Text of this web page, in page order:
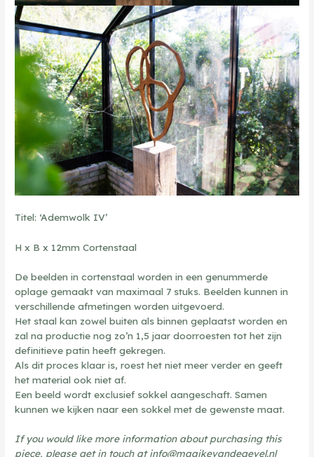
Titel: ‘Ademwolk IV’
H x B x 12mm Cortenstaal
De beelden in cortenstaal worden in een genummerde
oplage gemaakt van maximaal 7 stuks. Beelden kunnen in
verschillende afmetingen worden uitgevoerd.
Het staal kan zowel buiten als binnen geplaatst worden en
zal na productie nog zo’n 1,5 jaar doorroesten tot het zijn
definitieve patin heeft gekregen.
Als dit proces klaar is, roest het niet meer verder en geeft
het material ook niet af.
Een beeld wordt exclusief sokkel aangeschaft. Samen
kunnen we kijken naar een sokkel met de gewenste maat.
If you would like more information about purchasing this
piece, please get in touch at info@maaikevandegevel.nl